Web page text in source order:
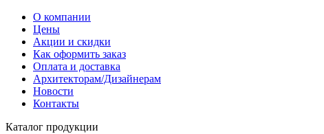
О компании
Цены
Акции и скидки
Как оформить заказ
Оплата и доставка
Архитекторам/Дизайнерам
Новости
Контакты
Каталог продукции